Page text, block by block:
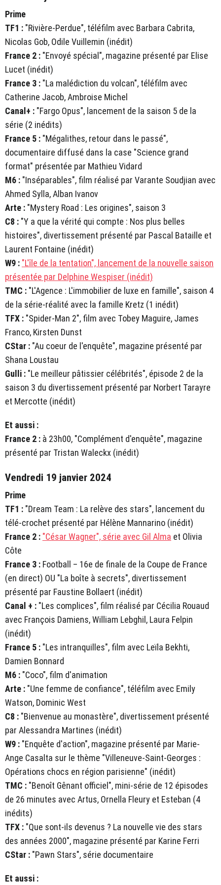
Prime
TF1 : "Rivière-Perdue", téléfilm avec Barbara Cabrita,
Nicolas Gob, Odile Vuillemin (inédit)
France 2 : "Envoyé spécial", magazine présenté par Elise
Lucet (inédit)
France 3 : "La malédiction du volcan", téléfilm avec
Catherine Jacob, Ambroise Michel
Canal+ : "Fargo Opus", lancement de la saison 5 de la
série (2 inédits)
France 5 : "Mégalithes, retour dans le passé",
documentaire diffusé dans la case "Science grand
format" présentée par Mathieu Vidard
M6 : "Inséparables", film réalisé par Varante Soudjian avec
Ahmed Sylla, Alban Ivanov
Arte : "Mystery Road : Les origines", saison 3
C8 : "Y a que la vérité qui compte : Nos plus belles
histoires", divertissement présenté par Pascal Bataille et
Laurent Fontaine (inédit)
W9 : "L'île de la tentation", lancement de la nouvelle saison
présentée par Delphine Wespiser (inédit)
TMC : "L'Agence : L'immobilier de luxe en famille", saison 4
de la série-réalité avec la famille Kretz (1 inédit)
TFX : "Spider-Man 2", film avec Tobey Maguire, James
Franco, Kirsten Dunst
CStar : "Au coeur de l'enquête", magazine présenté par
Shana Loustau
Gulli : "Le meilleur pâtissier célébrités", épisode 2 de la
saison 3 du divertissement présenté par Norbert Tarayre
et Mercotte (inédit)
Et aussi :
France 2 : à 23h00, "Complément d'enquête", magazine
présenté par Tristan Waleckx (inédit)
Vendredi 19 janvier 2024
Prime
TF1 : "Dream Team : La relève des stars", lancement du
télé-crochet présenté par Hélène Mannarino (inédit)
France 2 : "César Wagner", série avec Gil Alma et Olivia
Côte
France 3 : Football – 16e de finale de la Coupe de France
(en direct) OU "La boîte à secrets", divertissement
présenté par Faustine Bollaert (inédit)
Canal + : "Les complices", film réalisé par Cécilia Rouaud
avec François Damiens, William Lebghil, Laura Felpin
(inédit)
France 5 : "Les intranquilles", film avec Leïla Bekhti,
Damien Bonnard
M6 : "Coco", film d'animation
Arte : "Une femme de confiance", téléfilm avec Emily
Watson, Dominic West
C8 : "Bienvenue au monastère", divertissement présenté
par Alessandra Martines (inédit)
W9 : "Enquête d'action", magazine présenté par Marie-
Ange Casalta sur le thème "Villeneuve-Saint-Georges :
Opérations chocs en région parisienne" (inédit)
TMC : "Benoît Gênant officiel", mini-série de 12 épisodes
de 26 minutes avec Artus, Ornella Fleury et Esteban (4
inédits)
TFX : "Que sont-ils devenus ? La nouvelle vie des stars
des années 2000", magazine présenté par Karine Ferri
CStar : "Pawn Stars", série documentaire
Et aussi :